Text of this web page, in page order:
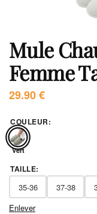
Mule
Femme
29.90€
COULEUR:
Vert
TAILLE:
35-36 37-38
Enlever